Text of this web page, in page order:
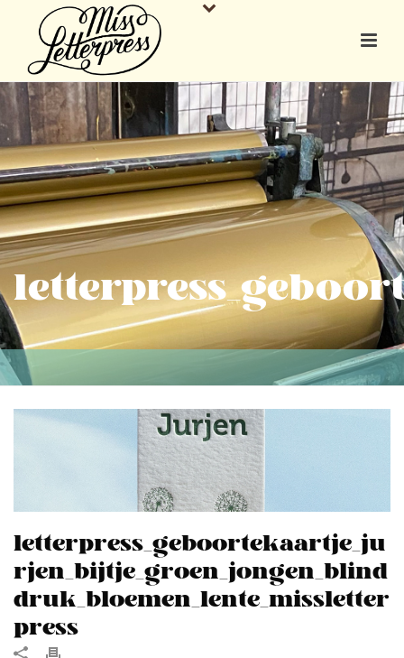
letterpress_geboortekaartje_ju
rjen_bijtje_groen_jongen_blind
druk_bloemen_lente_missletter
press